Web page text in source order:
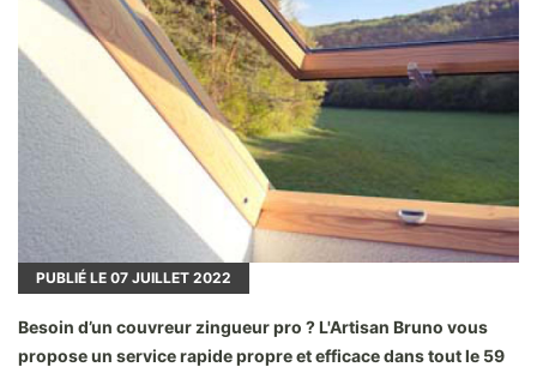
PUBLIÉ LE 07 JUILLET 2022
Besoin d’un couvreur zingueur pro ? L'Artisan Bruno vous
propose un service rapide propre et efficace dans tout le 59